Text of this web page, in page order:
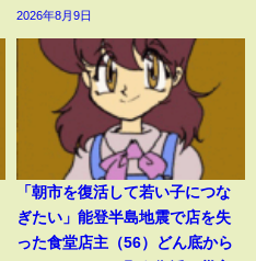
2026年8月9日
「朝市を復活して若い子につな
ぎたい」能登半島地震で店を失
った食堂店主（56）どん底から